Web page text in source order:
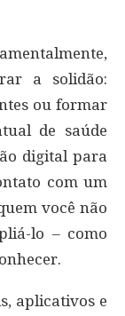
a solidão:
ou formar
de saúde
digital para
com um
você não
lo – como
aplicativos e